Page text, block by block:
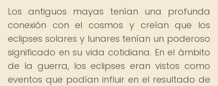
Los antiguos mayas tenían una profunda
conexión con el cosmos y creían que los
eclipses solares y lunares tenían un poderoso
significado en su vida cotidiana. En el ámbito
de la guerra, los eclipses eran vistos como
eventos que podían influir en el resultado de